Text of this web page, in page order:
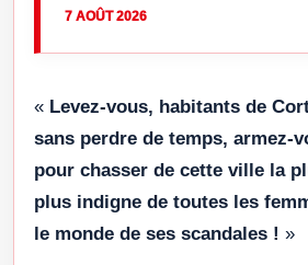
7 AOÛT 2026
« Levez-vous, habitants de
sans perdre de temps, armez-
pour chasser de cette ville la
plus indigne de toutes les
le monde de ses scandales ! »